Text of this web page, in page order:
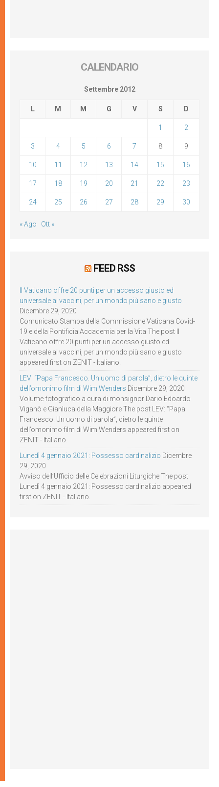
CALENDARIO
Settembre 2012
L M M G V S D
1 2
3 4 5 6 7 8 9
10 11 12 13 14 15 16
17 18 19 20 21 22 23
24 25 26 27 28 29 30
« Ago Ott »
FEED RSS
Il Vaticano offre 20 punti per un accesso giusto ed
universale ai vaccini, per un mondo più sano e giusto
Dicembre 29, 2020
Comunicato Stampa della Commissione Vaticana Covid-
19 e della Pontificia Accademia per la Vita The post Il
Vaticano offre 20 punti per un accesso giusto ed
universale ai vaccini, per un mondo più sano e giusto
appeared first on ZENIT - Italiano.
LEV: “Papa Francesco. Un uomo di parola”, dietro le quinte
dell’omonimo film di Wim Wenders Dicembre 29, 2020
Volume fotografico a cura di monsignor Dario Edoardo
Viganò e Gianluca della Maggiore The post LEV: “Papa
Francesco. Un uomo di parola”, dietro le quinte
dell’omonimo film di Wim Wenders appeared first on
ZENIT - Italiano.
Lunedì 4 gennaio 2021: Possesso cardinalizio Dicembre
29, 2020
Avviso dell’Ufficio delle Celebrazioni Liturgiche The post
Lunedì 4 gennaio 2021: Possesso cardinalizio appeared
first on ZENIT - Italiano.